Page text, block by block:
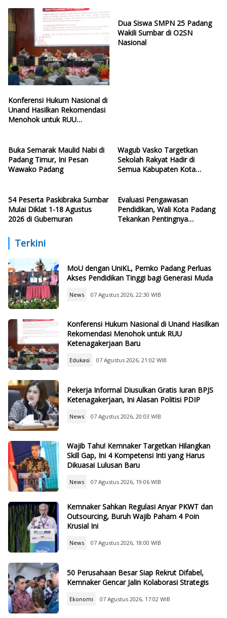
Konferensi Hukum Nasional di
Unand Hasilkan Rekomendasi
Menohok untuk RUU
Dua Siswa SMPN 25 Padang
Wakili Sumbar di O2SN
Nasional
Buka Semarak Maulid Nabi di
Padang Timur, Ini Pesan
Wawako Padang
Wagub Vasko Targetkan
Sekolah Rakyat Hadir di
Semua Kabupaten Kota
54 Peserta Paskibraka Sumbar
Mulai Diklat 1-18 Agustus
2026 di Gubernuran
Evaluasi Pengawasan
Pendidikan, Wali Kota Padang
Tekankan Pentingnya
Terkini
MoU dengan UniKL, Pemko Padang Perluas
Akses Pendidikan Tinggi bagi Generasi Muda
News 07 Agustus 2026, 22:30 WIB
Konferensi Hukum Nasional di Unand Hasilkan
Rekomendasi Menohok untuk RUU
Ketenagakerjaan Baru
Edukasi 07 Agustus 2026, 21:02 WIB
Pekerja Informal Diusulkan Gratis Iuran BPJS
Ketenagakerjaan, Ini Alasan Politisi PDIP
News 07 Agustus 2026, 20:03 WIB
Wajib Tahu! Kemnaker Targetkan Hilangkan
Skill Gap, Ini 4 Kompetensi Inti yang Harus
Dikuasai Lulusan Baru
News 07 Agustus 2026, 19:06 WIB
Kemnaker Sahkan Regulasi Anyar PKWT dan
Outsourcing, Buruh Wajib Paham 4 Poin
Krusial Ini
News 07 Agustus 2026, 18:00 WIB
50 Perusahaan Besar Siap Rekrut Difabel,
Kemnaker Gencar Jalin Kolaborasi Strategis
Ekonomi 07 Agustus 2026, 17:02 WIB